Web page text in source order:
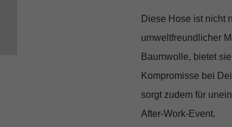
Diese Hose ist nicht
umweltfreundlicher
Baumwolle, bietet
Kompromisse bei
sorgt zudem für
After-Work-Event.